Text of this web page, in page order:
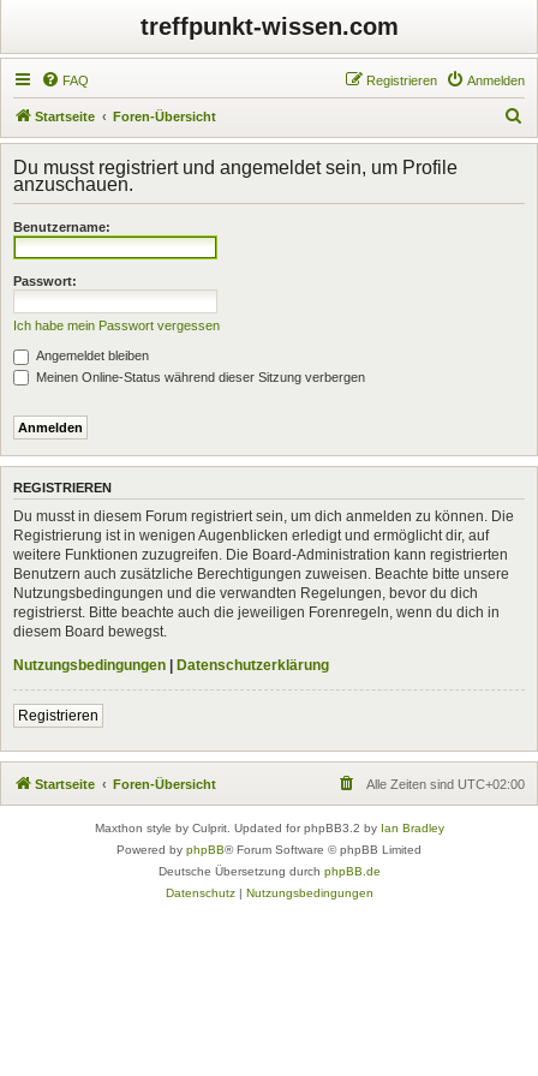
treffpunkt-wissen.com
FAQ Anmelden
Registrieren
Startseite Foren-Übersicht
u
h
Du musst registriert und angemeldet sein, um Profile
anzuschauen.
Benutzername:
Passwort:
Ich habe mein Passwort vergessen
Angemeldet bleiben
Meinen Online-Status während dieser Sitzung verbergen
REGISTRIEREN
Du musst in diesem Forum registriert sein, um dich anmelden zu können. Die
Registrierung ist in wenigen Augenblicken erledigt und ermöglicht dir, auf
weitere Funktionen zuzugreifen. Die Board-Administration kann registrierten
Benutzern auch zusätzliche Berechtigungen zuweisen. Beachte bitte unsere
Nutzungsbedingungen und die verwandten Regelungen, bevor du dich
registrierst. Bitte beachte auch die jeweiligen Forenregeln, wenn du dich in
diesem Board bewegst.
Nutzungsbedingungen | Datenschutzerklärung
Registrieren
Startseite Foren-Übersicht Alle Zeiten sind UTC+02:00
Maxthon style by Culprit. Updated for phpBB3.2 by Ian Bradley
Powered by phpBB® Forum Software © phpBB Limited
Deutsche Übersetzung durch phpBB.de
Datenschutz| Nutzungsbedingungen